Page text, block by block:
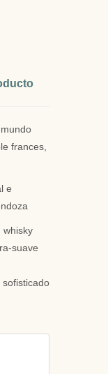
frances,
e
whisky
suave
y sofisticado